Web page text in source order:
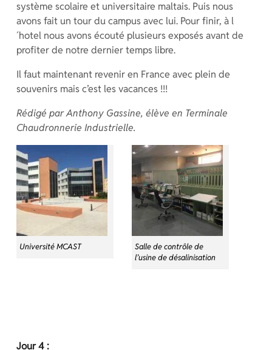
système scolaire et universitaire maltais. Puis nous
avons fait un tour du campus avec lui. Pour finir, à l
´hotel nous avons écouté plusieurs exposés avant de
profiter de notre dernier temps libre.
Il faut maintenant revenir en France avec plein de
souvenirs mais c’est les vacances !!!
Rédigé par Anthony Gassine, élève en Terminale
Chaudronnerie Industrielle.
Université MCAST
Salle de contrôle de
l’usine de désalinisation
Jour 4 :